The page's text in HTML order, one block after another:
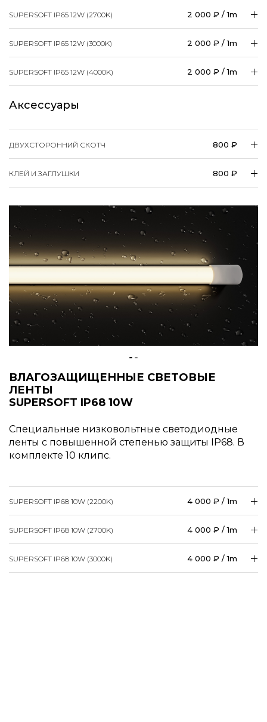
SUPERSOFT IP65 12W (2700K) 2 000 ₽ / 1m
SUPERSOFT IP65 12W (3000K) 2 000 ₽ / 1m
SUPERSOFT IP65 12W (4000K) 2 000 ₽ / 1m
Аксессуары
ДВУХСТОРОННИЙ СКОТЧ 800 ₽
КЛЕЙ И ЗАГЛУШКИ 800 ₽
ВЛАГОЗАЩИЩЕННЫЕ СВЕТОВЫЕ
ЛЕНТЫ
SUPERSOFT IP68 10W
Специальные низковольтные светодиодные
ленты с повышенной степенью защиты IP68. В
комплекте 10 клипс.
SUPERSOFT IP68 10W (2200K) 4 000 ₽ / 1m
SUPERSOFT IP68 10W (2700K) 4 000 ₽ / 1m
SUPERSOFT IP68 10W (3000K) 4 000 ₽ / 1m